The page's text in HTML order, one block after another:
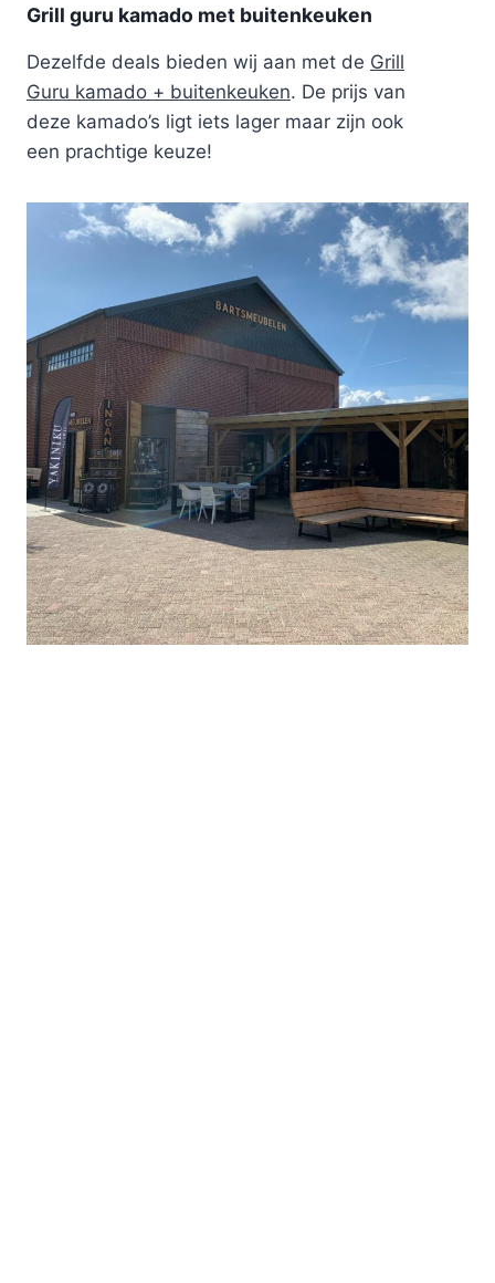
Grill guru kamado met buitenkeuken
Dezelfde deals bieden wij aan met de Grill
Guru kamado + buitenkeuken. De prijs van
deze kamado’s ligt iets lager maar zijn ook
een prachtige keuze!